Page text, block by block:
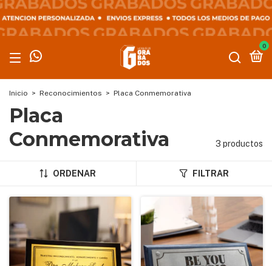
0
Inicio > Reconocimientos > Placa Conmemorativa
Placa
Conmemorativa
3 productos
ORDENAR FILTRAR